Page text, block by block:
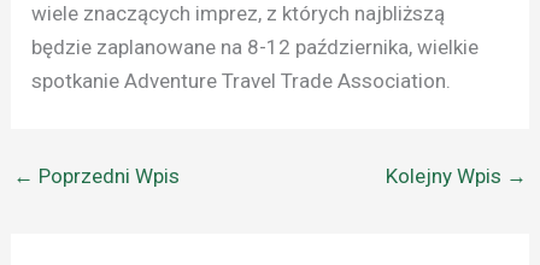
wiele znaczących imprez, z których najbliższą
będzie zaplanowane na 8-12 października, wielkie
spotkanie Adventure Travel Trade Association.
← Poprzedni Wpis Kolejny Wpis →